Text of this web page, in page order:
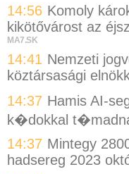
14:56 Komoly
kikötővárost az
MA7.SK
14:41 Nemzeti
köztársasági
14:37 Hamis AI-
k�dokkal
14:37 Mintegy
hadsereg 2023